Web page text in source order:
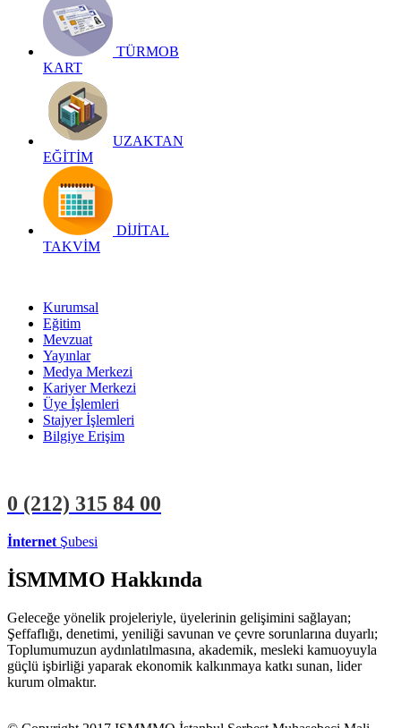
TÜRMOB
KART
UZAKTAN
EĞİTİM
DİJİTAL
TAKVİM
Kurumsal
Eğitim
Mevzuat
Yayınlar
Medya Merkezi
Kariyer Merkezi
Üye İşlemleri
Stajyer İşlemleri
Bilgiye Erişim
0 (212) 315 84 00
İnternet Şubesi
İSMMMO Hakkında
Geleceğe yönelik projeleriyle, üyelerinin gelişimini sağlayan;
Şeffaflığı, denetimi, yeniliği savunan ve çevre sorunlarına duyarlı;
Toplumumuzun aydınlatılmasına, akademik, mesleki kamuoyuyla
güçlü işbirliği yaparak ekonomik kalkınmaya katkı sunan, lider
kurum olmaktır.